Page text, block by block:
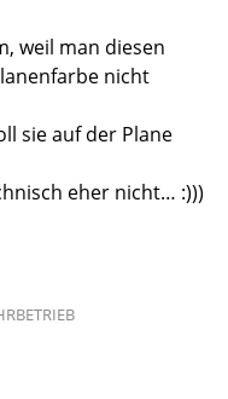
weil man diesen
nicht
sie auf der Plane
eher nicht… :)))